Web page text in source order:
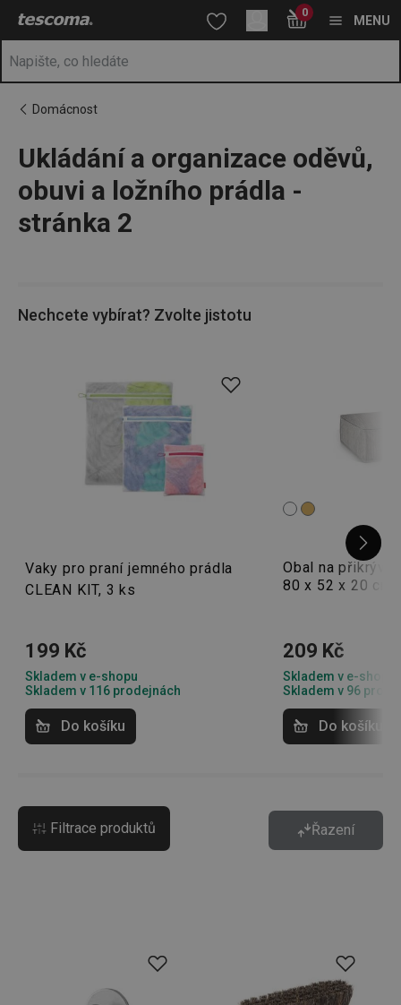
Nacházíte se na stránce Ukládání a organizace oděvů, obuvi a
Přejít na hlavní obsah
Přejít na vyhledávání
Přejít na navigaci 0
MENU
Domácnost
Ukládání a organizace oděvů,
obuvi a ložního prádla -
stránka 2
Nechcete vybírat? Zvolte jistotu
Vaky pro praní jemného prádla
CLEAN KIT, 3 ks
199 Kč
Skladem v e-shopu
Skladem v 116 prodejnách
Do košíku
Obal na
80 x 52 x 20 cm,
209 Kč
Skladem v e-shopu
Skladem v 96
Do košíku
Filtrace produktů Řazení